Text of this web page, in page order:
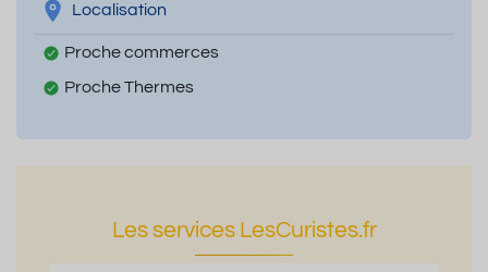
Localisation
Proche commerces
Proche Thermes
Les services LesCuristes.fr